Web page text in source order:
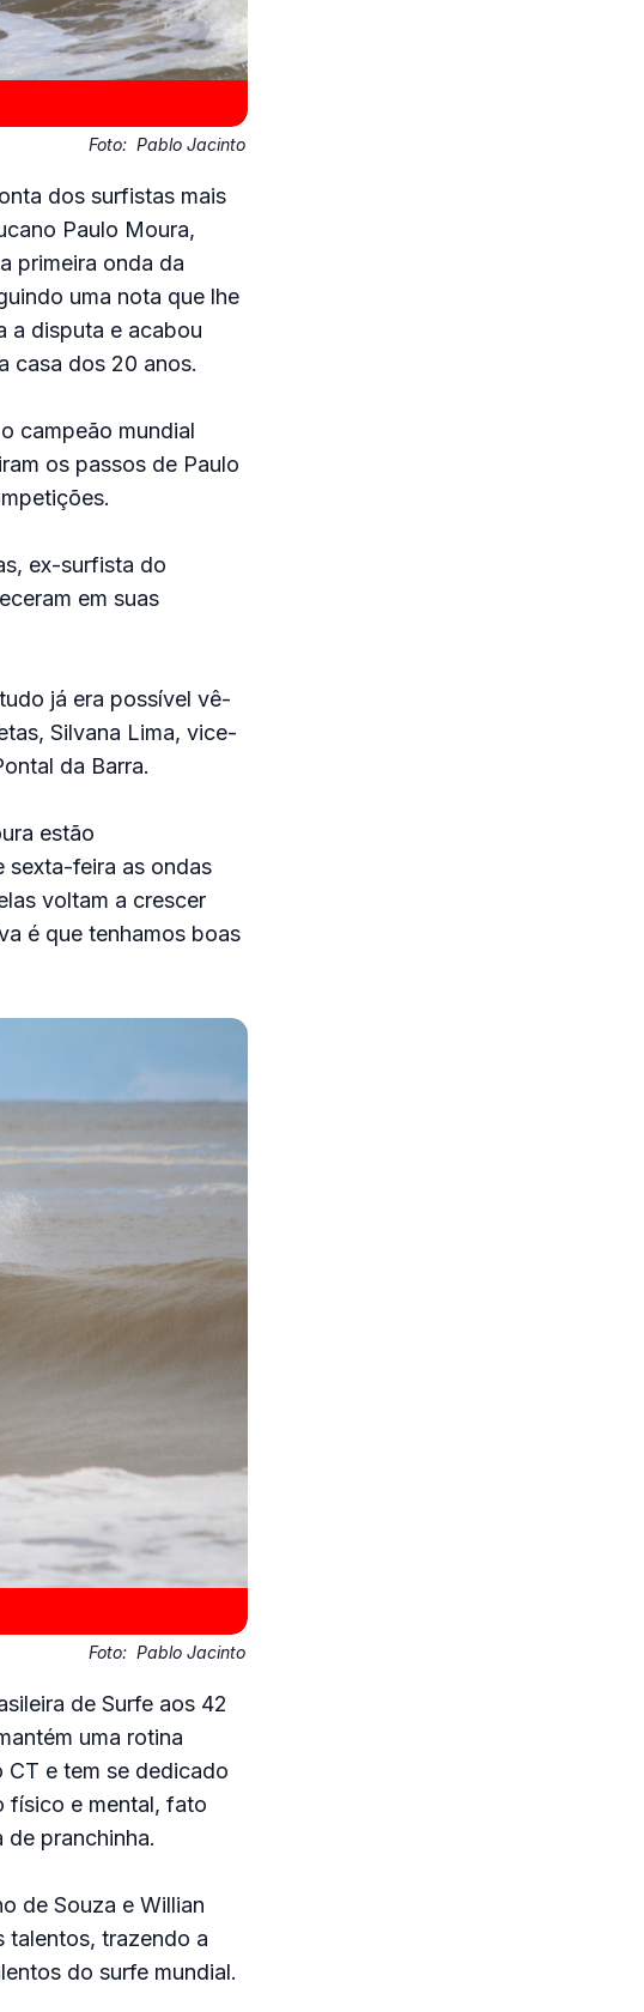
Foto: Pablo Jacinto
dos surfistas mais
Paulo Moura,
primeira onda da
uma nota que lhe
a disputa e acabou
casa dos 20 anos.
campeão mundial
os passos de Paulo
ex-surfista do
em suas
já era possível vê-
Silvana Lima, vice-
da Barra.
estão
sexta-feira as ondas
voltam a crescer
é que tenhamos boas
Foto: Pablo Jacinto
de Surfe aos 42
uma rotina
e tem se dedicado
físico e mental, fato
pranchinha.
de Souza e Willian
talentos, trazendo a
do surfe mundial.